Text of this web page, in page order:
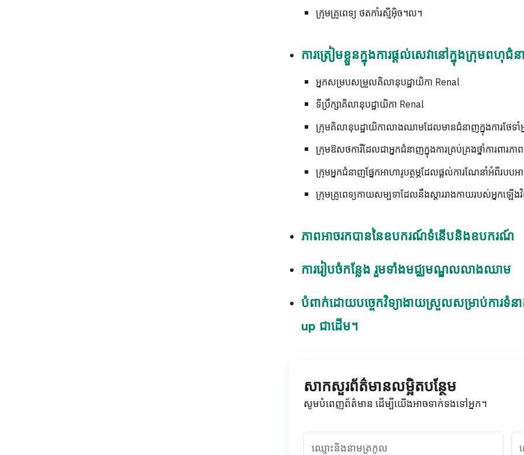
ក្រុមគ្រូពេទ្យ ថតកាំរស្មីអ៊ិច។ល។
ការត្រៀមខ្លួនក្នុងការផ្តល់សេវានៅក្នុងក្រុមពហុជំ
អ្នកសម្របសម្រួលគិលានុបដ្ឋាយិកា Renal
ទីប្រឹក្សាគិលានុបដ្ឋាយិកា Renal
ក្រុមគិលានុបដ្ឋាយិកាលាងឈាមដែលមានជំនាញក្នុងការថែទាំ
ក្រុម​ឱសថការី​ដែល​ជា​អ្នក​ជំនាញ​ក្នុង​ការ​គ្រប់គ្រង​ថ្នាំ​ការពារ​ភ
ក្រុមអ្នកជំនាញផ្នែកអាហារូបត្ថម្ភដែលផ្តល់ការណែនាំអំពីរ
ក្រុមគ្រូពេទ្យកាយសម្បទាដែលនឹងស្តាររាងកាយរបស់អ្នកឡើង
ភាពអាចរកបាននៃឧបករណ៍ទំនើបនិងឧបករណ៍
ការរៀបចំកន្លែង រួមទាំងមជ្ឈមណ្ឌលលាងឈាម
បំពាក់ដោយបច្ចេកវិទ្យាងាយស្រួលសម្រាប់ការទំ
up ជាដើម។
សាកសួរព័ត៌មានលម្អិតបន្ថែម
សូមបំពេញព័ត៌មាន ដើម្បីយើងអាចទាក់ទងទៅអ្នក។
ឈ្មោះនិងនាមត្រកូល